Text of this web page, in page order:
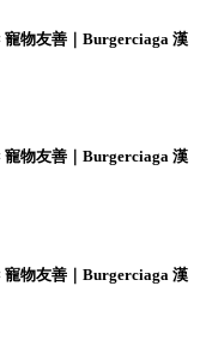
寵物友善｜Burgerciaga 漢
寵物友善｜Burgerciaga 漢
寵物友善｜Burgerciaga 漢